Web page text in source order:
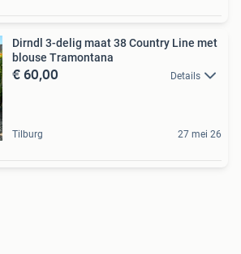
Dirndl 3-delig maat 38 Country Line met
blouse Tramontana
€ 60,00 Details
Tilburg 27 mei 26